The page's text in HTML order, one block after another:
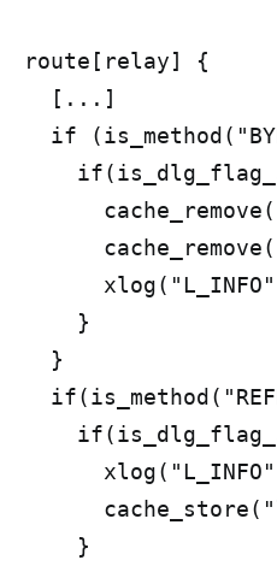
route[relay] {
  [...]
if
    }
  }
    }